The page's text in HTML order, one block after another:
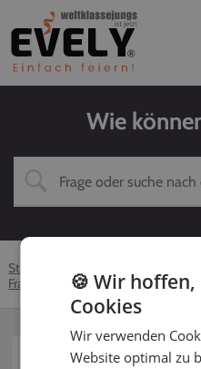
Wie
Startseite
Fragen rund um EVELY
So
Für Kunden
🍪 Wir
Cookies
Wir verwenden
Website optimal zu